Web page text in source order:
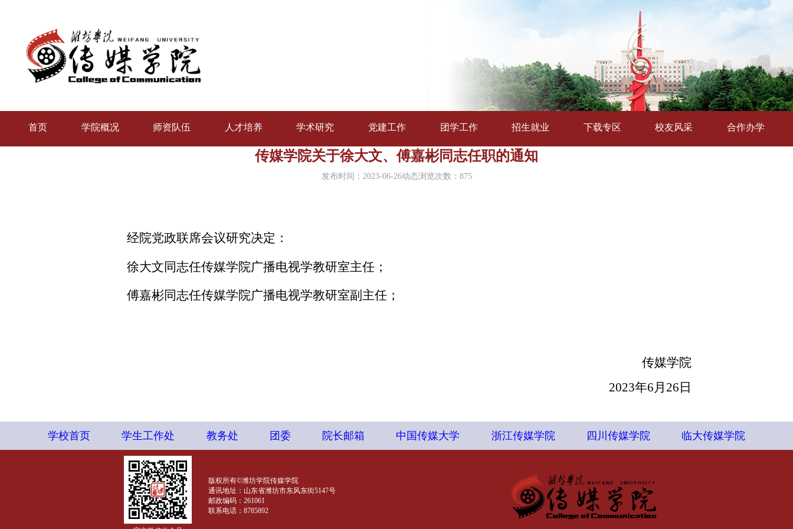
首页 学院概况 师资队伍 人才培养 学术研究 党建工作 团学工作 招生就业 下载专区 校友风采 合作办学
传媒学院关于徐大文、傅嘉彬同志任职的通知
发布时间：2023-06-26动态浏览次数： 875
经院党政联席会议研究决定：
徐大文同志任传媒学院广播电视学教研室主任；
傅嘉彬同志任传媒学院广播电视学教研室副主任；
传媒学院
2023年6月 26 日
学校首页 学生工作处 教务处 团委 院长邮箱 中国传媒大学 浙江传媒学院 四川传媒学院 临大传媒学院
版权所有©潍坊学院传媒学院
通讯地址：山东省潍坊市东风东街5147号
邮政编码：261061
联系电话：8785892